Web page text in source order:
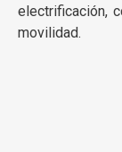
electrificación,
movilidad.